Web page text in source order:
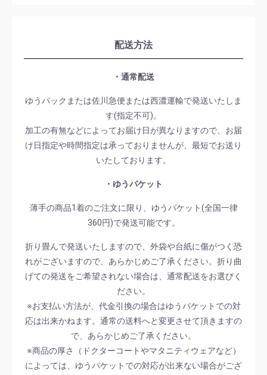
配送方法
・通常配送
ゆうパックまたは佐川急便または西濃運輸で発送いたしま
す(指定不可)。
加工の有無などによってお届け日が異なりますので、お届
け日指定や時間指定は承っておりませんが、最短でお送り
いたしております。
・ゆうパケット
薄手の商品1着のご注文に限り、ゆうパケット(全国一律
360円)で発送可能です。
折り畳んで発送いたしますので、外袋や台紙に傷がつく恐
れがございますので、あらかじめご了承ください。折り曲
げての発送をご希望されない場合は、通常配送をお選びく
ださい。
※お支払い方法が、代金引換の場合はゆうパケットでの対
応は出来かねます。通常の送料へと変更させて頂きますの
で、あらかじめご了承ください。
※商品の厚さ（ドクターコートやマタニティウェアなど）
によっては、ゆうパケットでの対応が出来ない場合がござ